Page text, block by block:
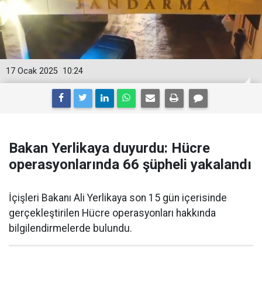
10:24
17 Ocak 2025
Bakan Yerlikaya duyurdu: Hücre
operasyonlarında 66 şüpheli yakalandı
İçişleri Bakanı Ali Yerlikaya son 15 gün içerisinde
gerçekleştirilen Hücre operasyonları hakkında
bilgilendirmelerde bulundu.